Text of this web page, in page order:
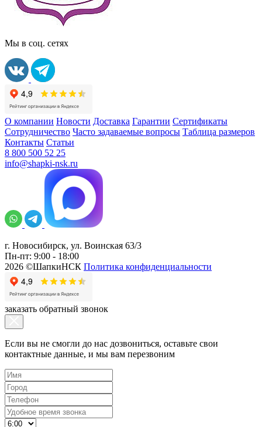
Мы в соц. сетях
О компании Новости Доставка Гарантии Сертификаты
Сотрудничество Часто задаваемые вопросы Таблица размеров
Контакты Статьи
8 800 500 52 25
info@shapki-nsk.ru
г. Новосибирск, ул. Воинская 63/3
Пн-пт: 9:00 - 18:00
2026 ©ШапкиНСК Политика конфиденциальности
заказать обратный звонок
Если вы не смогли до нас дозвониться, оставьте свои
контактные данные, и мы вам перезвоним